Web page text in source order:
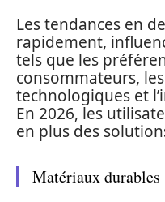
Les tendances en
rapidement,
tels que les
consommateurs,
technologiques et
En 2026, les
en plus des
Matériaux durables